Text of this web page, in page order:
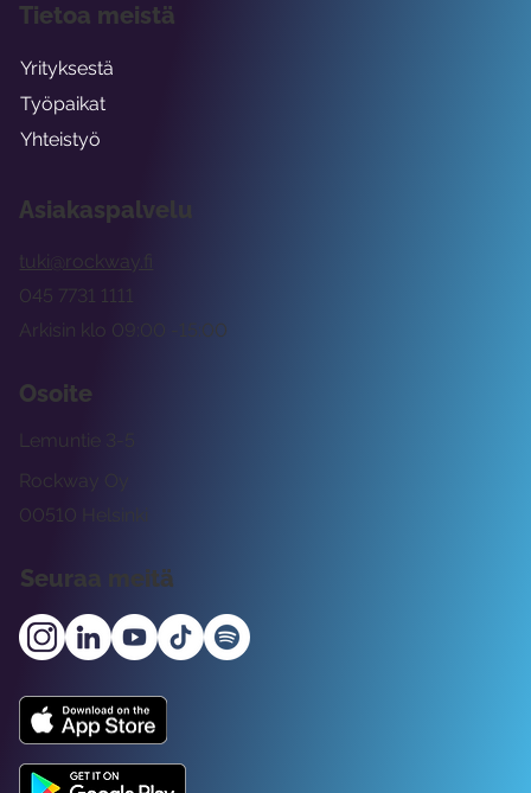
Asiakaspalvelu
tuki@rockway.fi
Arkisin klo 09:00 -15:00
045 7731 1111
Osoite
Rockway Oy
Lemuntie 3-5
00510 Helsinki
Seuraa meitä
Tietoa meistä
Yrityksestä
Työpaikat
Yhteistyö